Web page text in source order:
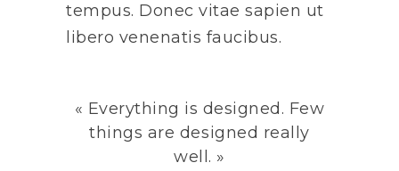
tempus. Donec vitae sapien ut
libero venenatis faucibus.
« Everything is designed. Few
things are designed really
well. »